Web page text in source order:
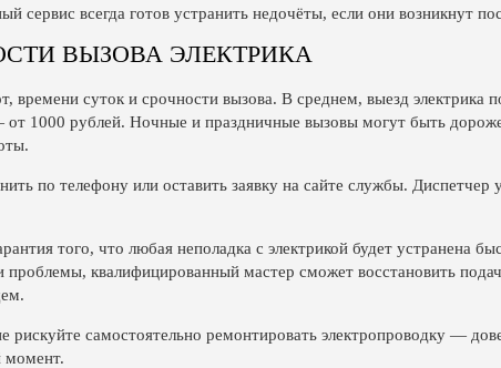
сервис всегда готов устранить недочёты, если они возникнут
ВЫЗОВА ЭЛЕКТРИКА
времени суток и срочности вызова. В среднем, выезд электрика
от 1000 рублей. Ночные и праздничные вызовы могут быть
по телефону или оставить заявку на сайте службы. Диспетчер
того, что любая неполадка с электрикой будет устранена
квалифицированный мастер сможет восстановить
рискуйте самостоятельно ремонтировать электропроводку —
момент.